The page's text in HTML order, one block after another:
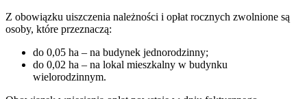
Z obowiązku uiszczenia należności i opłat rocznych zwolnione są
osoby, które przeznaczą:
do 0,05 ha – na budynek jednorodzinny;
do 0,02 ha – na lokal mieszkalny w budynku
wielorodzinnym.